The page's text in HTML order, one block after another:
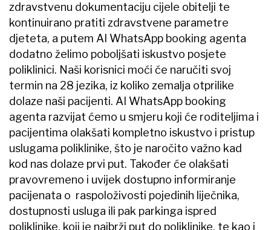
zdravstvenu dokumentaciju cijele obitelji te
kontinuirano pratiti zdravstvene parametre
djeteta, a putem AI WhatsApp booking agenta
dodatno želimo poboljšati iskustvo posjete
poliklinici. Naši korisnici moći će naručiti svoj
termin na 28 jezika, iz koliko zemalja otprilike
dolaze naši pacijenti. AI WhatsApp booking
agenta razvijat ćemo u smjeru koji će roditeljima i
pacijentima olakšati kompletno iskustvo i pristup
uslugama poliklinike, što je naročito važno kad
kod nas dolaze prvi put. Također će olakšati
pravovremeno i uvijek dostupno informiranje
pacijenata o raspoloživosti pojedinih liječnika,
dostupnosti usluga ili pak parkinga ispred
poliklinike, koji je najbrži put do poliklinike, te kao i